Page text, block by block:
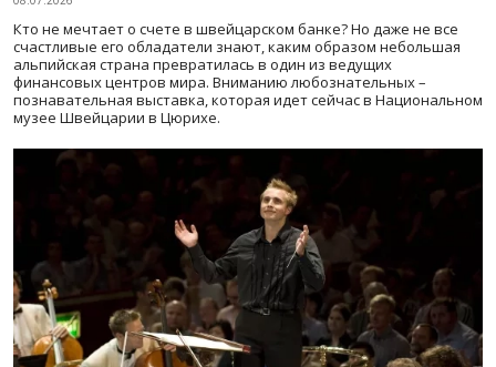
Кто не мечтает о счете в швейцарском банке? Но даже не все
счастливые его обладатели знают, каким образом небольшая
альпийская страна превратилась в один из ведущих
финансовых центров мира. Вниманию любознательных –
познавательная выставка, которая идет сейчас в Национальном
музее Швейцарии в Цюрихе.